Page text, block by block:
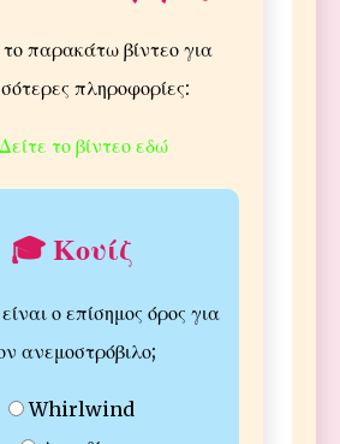
το παρακάτω βίντεο για
πληροφορίες:
το βίντεο εδώ
🎓 Κουίζ
ο επίσημος όρος για
ανεμοστρόβιλο;
Whirlwind